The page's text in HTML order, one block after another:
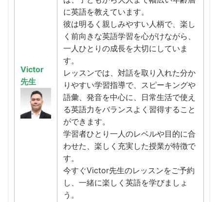
Victor
先生
に英語を教えています。
彼は明るく親しみやすい人柄で、楽し
く前向きな英語学習を心がけながら、
一人ひとりの成長を大切にしていま
す。
レッスンでは、対話を取り入れた分か
りやすい学習指導で、スピーキングや
語彙、発音を中心に、日常生活で使え
る英語力をバランスよく習得すること
ができます。
学習者ひとり一人のレベルや目的に合
わせた、楽しく充実した授業が特徴で
す。
今すぐVictor先生のレッスンをご予約
し、一緒に楽しく英語を学びましょ
う。